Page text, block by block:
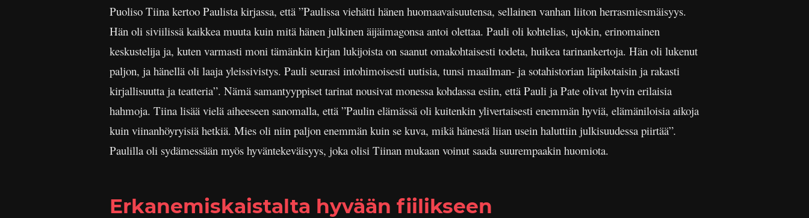
Puoliso Tiina kertoo Paulista kirjassa, että ”Paulissa viehätti hänen huomaavaisuutensa, sellainen vanhan liiton herrasmiesmäisyys.
Hän oli siviilissä kaikkea muuta kuin mitä hänen julkinen äijäimagonsa antoi olettaa. Pauli oli kohtelias, ujokin, erinomainen
keskustelija ja, kuten varmasti moni tämänkin kirjan lukijoista on saanut omakohtaisesti todeta, huikea tarinankertoja. Hän oli lukenut
paljon, ja hänellä oli laaja yleissivistys. Pauli seurasi intohimoisesti uutisia, tunsi maailman- ja sotahistorian läpikotaisin ja rakasti
kirjallisuutta ja teatteria”. Nämä samantyyppiset tarinat nousivat monessa kohdassa esiin, että Pauli ja Pate olivat hyvin erilaisia
hahmoja. Tiina lisää vielä aiheeseen sanomalla, että ”Paulin elämässä oli kuitenkin ylivertaisesti enemmän hyviä, elämäniloisia aikoja
kuin viinanhöyryisiä hetkiä. Mies oli niin paljon enemmän kuin se kuva, mikä hänestä liian usein haluttiin julkisuudessa piirtää”.
Paulilla oli sydämessään myös hyväntekeväisyys, joka olisi Tiinan mukaan voinut saada suurempaakin huomiota.
Erkanemiskaistalta hyvään fiilikseen